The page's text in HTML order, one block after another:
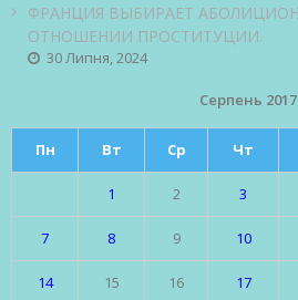
ФРАНЦИЯ ВЫБИРАЕТ
ОТНОШЕНИИ ПРОСТИТУЦИИ.
30 Липня, 2024
Серпень 2017
Пн Вт Ср Чт
1 2 3
7 8 9 10
14 15 16 17